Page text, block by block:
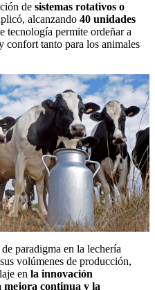
de sistemas rotativos o
alcanzando 40 unidades
tecnología permite ordeñar a
confort tanto para los animales
paradigma en la lechería
volúmenes de producción,
en la innovación
mejora continua y la